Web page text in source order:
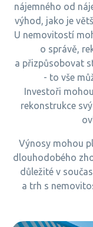
nájemného od
výhod, jako je
U nemovitostí
o správě,
a přizpůsobovat
- to vše
Investoři
rekonstrukce
Výnosy mohou
dlouhodobého
důležité v
a trh s